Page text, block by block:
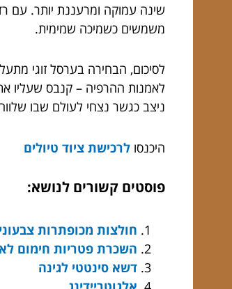
שינה עמוקה ומרעננת יותר. עם
משמשים כשמיכה שמימית.
לסיכום, הבחירה בערסל זוגי
לאמנות ההרפיה – קנבס שעליו
ניצב כגשר נצחי לעולם שבו
היכנסו לרכישת ציוד טיולים
פוסטים קשורים לנושא:
חולצות מכופתרות
השכרת פטריות חימום
דשא סינטטי לגינה